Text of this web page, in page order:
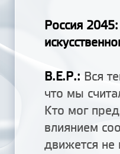
Россия 2045
В.Е.Р.: Вся
что мы
Кто мог
влиянием
движется не